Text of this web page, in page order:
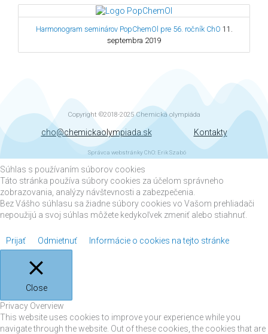
Harmonogram seminárov PopChemOl pre 56. ročník ChO 11.
septembra 2019
Copyright ©2018-2025Chemická olympiáda
cho@chemickaolympiada.sk Kontakty
Správca webstránky ChO: Erik Szabó
Súhlas s používaním súborov cookies
Táto stránka používa súbory cookies za účelom správneho
zobrazovania, analýzy návštevnosti a zabezpečenia.
Bez Vášho súhlasu sa žiadne súbory cookies vo Vašom prehliadači
nepoužijú a svoj súhlas môžete kedykoľvek zmeniť alebo stiahnuť.
Prijať Odmietnuť Informácie o cookies na tejto stránke
Close
Privacy Overview
This website uses cookies to improve your experience while you
navigate through the website. Out of these cookies, the cookies that are